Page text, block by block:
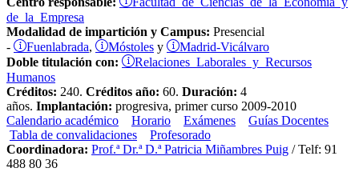
de la Empresa
Modalidad de impartición y Campus: Presencial
-
Fuenlabrada, Móstoles y Madrid-Vicálvaro
Doble titulación con:
Relaciones Laborales y Recursos
Humanos
Créditos: 240. Créditos año: 60. Duración: 4
años. Implantación: progresiva, primer curso 2009-2010
Calendario académico
Horario Exámenes
Guías Docentes
Tabla de convalidaciones
Profesorado
Coordinadora: Prof.ª Dr.ª D.ª Patricia Miñambres Puig / Telf: 91
488 80 36